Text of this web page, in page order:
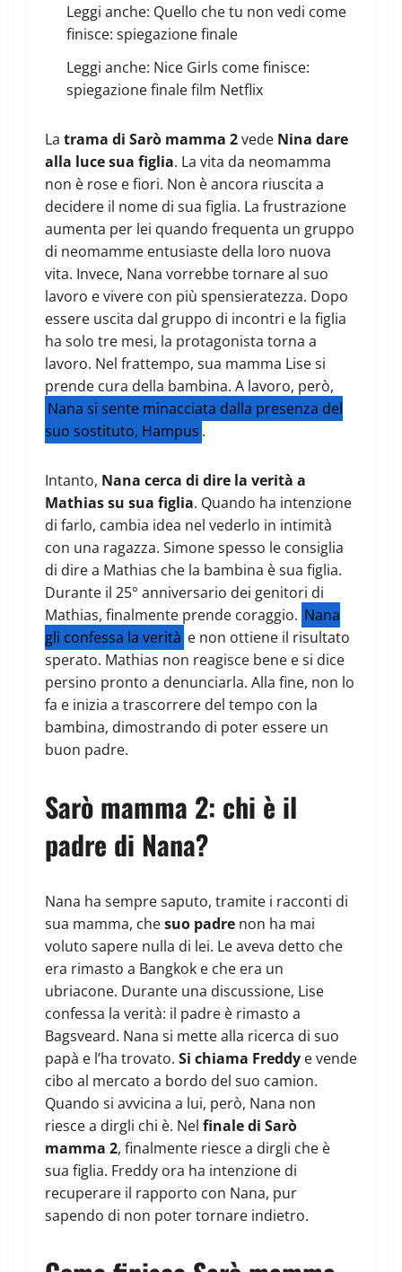
Leggi anche: Quello che tu non vedi come
finisce: spiegazione finale
Leggi anche: Nice Girls come finisce:
spiegazione finale film Netflix
La trama di Sarò mamma 2vede Nina dare
alla luce sua figlia. La vita da neomamma
non è rose e fiori. Non è ancora riuscita a
decidere il nome di sua figlia. La frustrazione
aumenta per lei quando frequenta un gruppo
di neomamme entusiaste della loro nuova
vita. Invece, Nana vorrebbe tornare al suo
lavoro e vivere con più spensieratezza. Dopo
essere uscita dal gruppo di incontri e la figlia
ha solo tre mesi, la protagonista torna a
lavoro. Nel frattempo, sua mamma Lise si
prende cura della bambina. A lavoro, però,
Nana si sente minacciata dalla presenza del
suo sostituto, Hampus .
Intanto, Nana cerca di dire la verità a
Mathias su sua figlia. Quando ha intenzione
di farlo, cambia idea nel vederlo in intimità
con una ragazza. Simone spesso le consiglia
di dire a Mathias che la bambina è sua figlia.
Durante il 25° anniversario dei genitori di
Mathias, finalmente prende coraggio. Nana
gli confessa la verità e non ottiene il risultato
sperato. Mathias non reagisce bene e si dice
persino pronto a denunciarla. Alla fine, non lo
fa e inizia a trascorrere del tempo con la
bambina, dimostrando di poter essere un
buon padre.
Sarò mamma 2: chi è il
padre di Nana?
Nana ha sempre saputo, tramite i racconti di
sua mamma, chesuo padre non ha mai
voluto sapere nulla di lei. Le aveva detto che
era rimasto a Bangkok e che era un
ubriacone. Durante una discussione, Lise
confessa la verità: il padre è rimasto a
Bagsveard. Nana si mette alla ricerca di suo
papà e l’ha trovato. Si chiama Freddy e vende
cibo al mercato a bordo del suo camion.
Quando si avvicina a lui, però, Nana non
riesce a dirgli chi è. Nel finale di Sarò
mamma 2, finalmente riesce a dirgli che è
sua figlia. Freddy ora ha intenzione di
recuperare il rapporto con Nana, pur
sapendo di non poter tornare indietro.